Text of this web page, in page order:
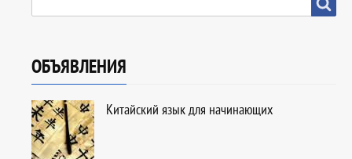
ОБЪЯВЛЕНИЯ
Китайский язык для начинающих